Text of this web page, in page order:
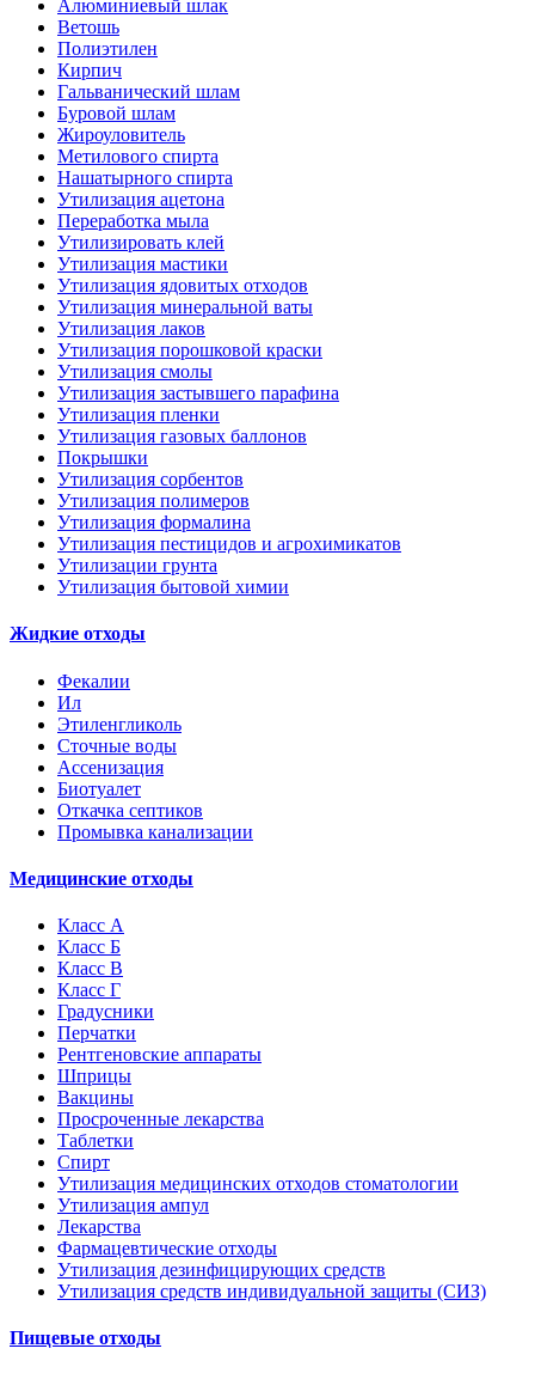
Алюминиевый шлак
Ветошь
Полиэтилен
Кирпич
Гальванический шлам
Буровой шлам
Жироуловитель
Метилового спирта
Нашатырного спирта
Утилизация ацетона
Переработка мыла
Утилизировать клей
Утилизация мастики
Утилизация ядовитых отходов
Утилизация минеральной ваты
Утилизация лаков
Утилизация порошковой краски
Утилизация смолы
Утилизация застывшего парафина
Утилизация пленки
Утилизация газовых баллонов
Покрышки
Утилизация сорбентов
Утилизация полимеров
Утилизация формалина
Утилизация пестицидов и агрохимикатов
Утилизации грунта
Утилизация бытовой химии
Жидкие отходы
Фекалии
Ил
Этиленгликоль
Сточные воды
Ассенизация
Биотуалет
Откачка септиков
Промывка канализации
Медицинские отходы
Класс А
Класс Б
Класс В
Класс Г
Градусники
Перчатки
Рентгеновские аппараты
Шприцы
Вакцины
Просроченные лекарства
Таблетки
Спирт
Утилизация медицинских отходов стоматологии
Утилизация ампул
Лекарства
Фармацевтические отходы
Утилизация дезинфицирующих средств
Утилизация средств индивидуальной защиты (СИЗ)
Пищевые отходы